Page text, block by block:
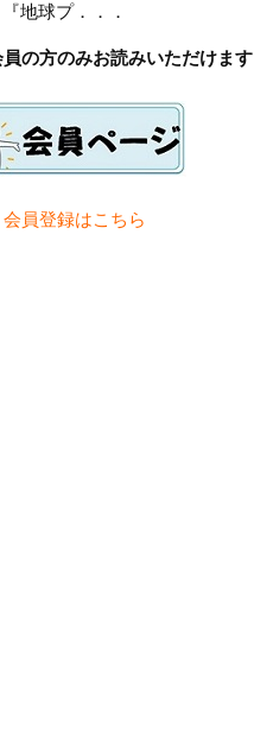
地球プ．．．
の方のみお読みいただけます
会員登録はこちら